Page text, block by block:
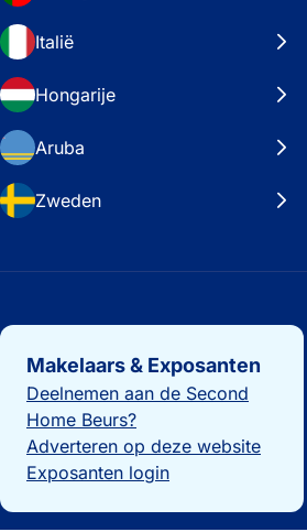
Italië
Hongarije
Aruba
Zweden
Belangrijke links
Makelaars & Exposanten
Deelnemen aan de Second
Home Beurs?
Adverteren op deze website
Exposanten login